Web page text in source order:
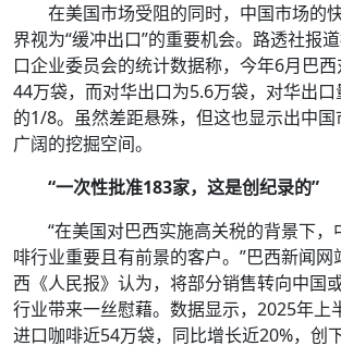
在美国市场受阻的同时，中国市场的
界视为“缓冲出口”的重要机会。路透社报
口企业委员会的统计数据称，今年6月巴
44万袋，而对华出口为5.6万袋，对华出
的1/8。虽然差距悬殊，但这也显示出中
广阔的挖掘空间。
“一次性批准183家，这是创纪录的”
“在美国对巴西实施高关税的背景下，
啡行业重要且有前景的客户。”巴西新闻网
西《人民报》认为，将部分销售转向中国
行业带来一丝慰藉。数据显示，2025年上
进口咖啡近54万袋，同比增长近20%，创